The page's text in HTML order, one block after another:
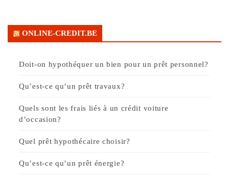
ONLINE-CREDIT.BE
Doit-on hypothéquer un bien pour un prêt personnel?
Qu’est-ce qu’un prêt travaux?
Quels sont les frais liés à un crédit voiture
d’occasion?
Quel prêt hypothécaire choisir?
Qu’est-ce qu’un prêt énergie?